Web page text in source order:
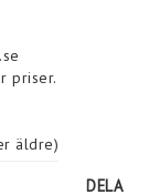
priser.
äldre)
DELA